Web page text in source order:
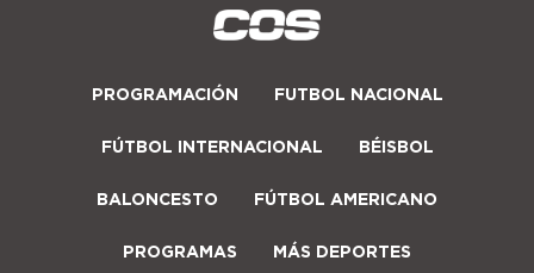
PROGRAMACIÓN FUTBOL NACIONAL
FÚTBOL INTERNACIONAL BÉISBOL
BALONCESTO FÚTBOL AMERICANO
PROGRAMAS MÁS DEPORTES